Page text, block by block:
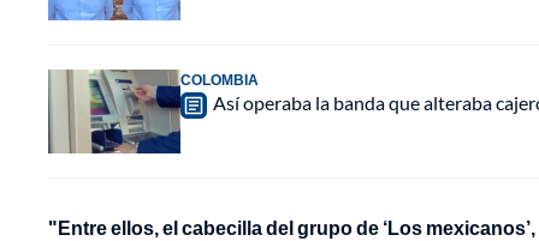
COLOMBIA
Así operaba la banda que alteraba
"Entre ellos, el cabecilla del grupo de ‘Los mexicanos’,